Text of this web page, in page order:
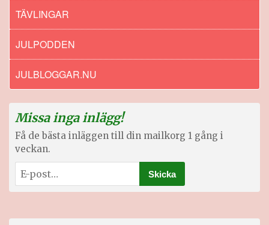
TÄVLINGAR
JULPODDEN
JULBLOGGAR.NU
Missa inga inlägg!
Få de bästa inläggen till din mailkorg 1 gång i
veckan.